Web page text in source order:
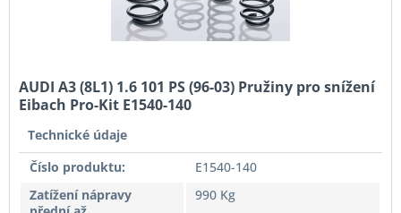
AUDI A3 (8L1) 1.6 101 PS (96-03) Pružiny pro snížení
Eibach Pro-Kit E1540-140
Technické údaje
Číslo produktu:
E1540-140
Zatížení nápravy
990 Kg